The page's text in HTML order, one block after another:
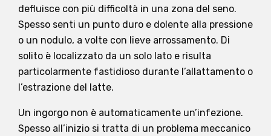
defluisce con più difficoltà in una zona del seno.
Spesso senti un punto duro e dolente alla pressione
o un nodulo, a volte con lieve arrossamento. Di
solito è localizzato da un solo lato e risulta
particolarmente fastidioso durante l’allattamento o
l’estrazione del latte.
Un ingorgo non è automaticamente un’infezione.
Spesso all’inizio si tratta di un problema meccanico